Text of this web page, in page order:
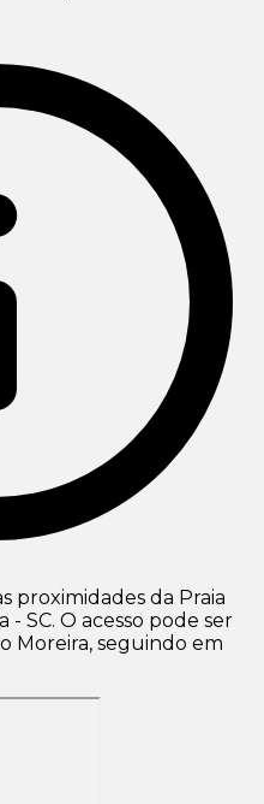
proximidades da Praia
SC. O acesso pode ser
Moreira, seguindo em